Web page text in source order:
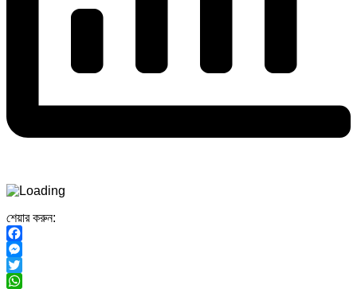
শেয়ার করুন:
Facebook
Messenger
Twitter